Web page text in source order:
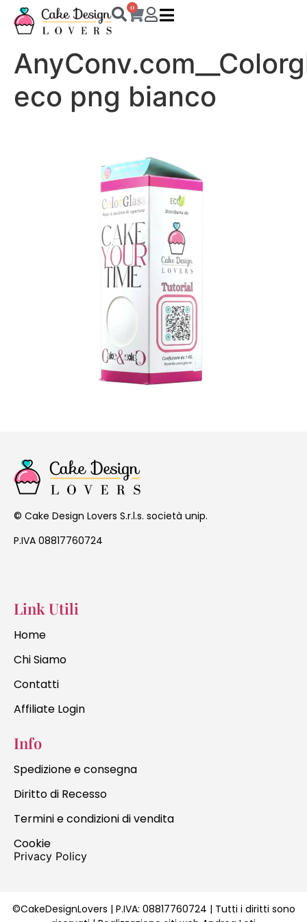
0
eco png bianco
© Cake Design Lovers S.r.l.s. società unip.
P.IVA 08817760724
Link Utili
Home
Chi Siamo
Contatti
Affiliate Login
Info
Spedizione e consegna
Diritto di Recesso
Termini e condizioni di vendita
Cookie
Privacy Policy
©CakeDesignLovers | P.IVA: 08817760724 | Tutti i diritti sono